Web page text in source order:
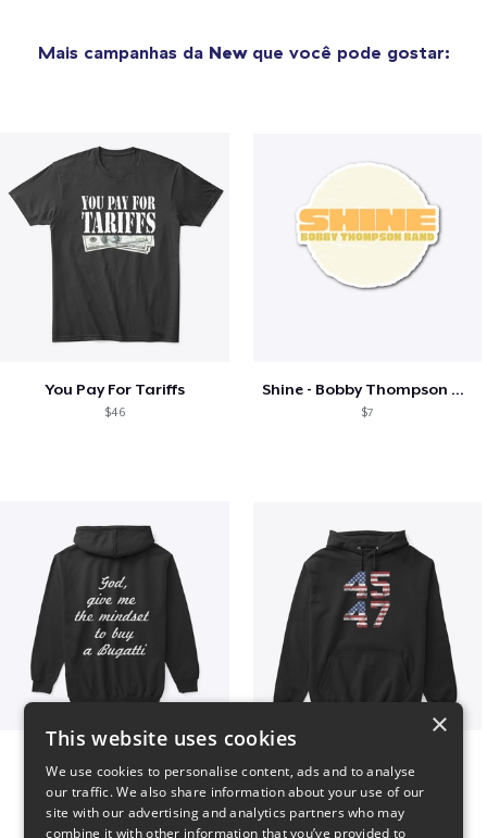
Mais campanhas da Newque você pode gostar:
You Pay For Tariffs
$46
Shine - Bobby Thompson Band Merch
$7
×
This website uses cookies
We use cookies to personalise content, ads and to analyse
our traffic. We also share information about your use of our
site with our advertising and analytics partners who may
combine it with other information that you’ve provided to